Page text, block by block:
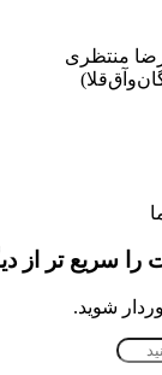
منتظری
سریع تر از
شوید.